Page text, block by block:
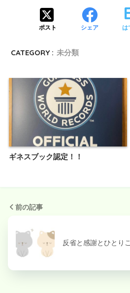
ポスト シェア は
CATEGORY : 未分類
ギネスブック認定！！
前の記事
反省と感謝とひとり